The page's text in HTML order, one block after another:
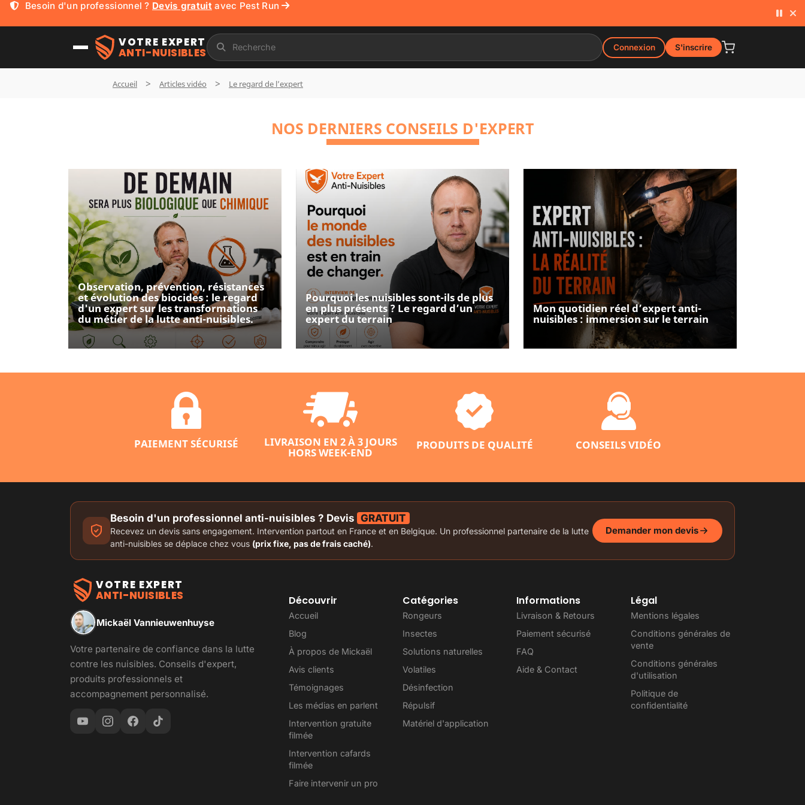
Besoin d'un professionnel ?Devis gratuitavec Pest Run
Mickaël,230 000+ abonnés YouTube !
VOTRE EXPERT
ANTI-NUISIBLES Connexion S'inscrire
Accueil Articles vidéo Le regard de l’expert
NOS DERNIERS CONSEILS D'EXPERT
Observation, prévention, résistances
et évolution des biocides : le regard
d'un expert sur les transformations
du métier de la lutte anti-nuisibles.
Pourquoi les nuisibles sont-ils de plus
en plus présents ? Le regard d’un
expert du terrain
Mon quotidien réel d’expert anti-
nuisibles : immersion sur le terrain
PAIEMENT SÉCURISÉ LIVRAISON EN 2 À 3 JOURS
HORS WEEK-END
PRODUITS DE QUALITÉ CONSEILS VIDÉO
Besoin d'un professionnel anti-nuisibles ? Devis GRATUIT
Recevez un devis sans engagement. Intervention partout en France et en Belgique. Un professionnel partenaire de la lutte
anti-nuisibles se déplace chez vous (prix fixe, pas de frais caché).
Demander mon devis
VOTRE EXPERT
ANTI-NUISIBLES
Mickaël Vannieuwenhuyse
Votre partenaire de confiance dans la lutte
contre les nuisibles. Conseils d'expert,
produits professionnels et
accompagnement personnalisé.
Découvrir
Accueil
Blog
À propos de Mickaël
Avis clients
Témoignages
Les médias en parlent
Intervention gratuite
filmée
Intervention cafards
filmée
Faire intervenir un pro
Catégories
Rongeurs
Insectes
Solutions naturelles
Volatiles
Désinfection
Répulsif
Matériel d'application
Informations
Livraison & Retours
Paiement sécurisé
FAQ
Aide & Contact
Légal
Mentions légales
Conditions générales de
vente
Conditions générales
d'utilisation
Politique de
confidentialité